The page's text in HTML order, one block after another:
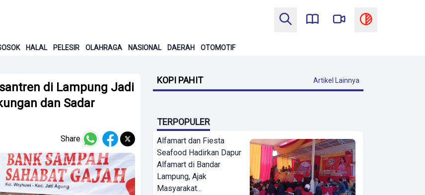
HALAL PELESIR OLAHRAGA NASIONAL DAERAH OTOMOTIF
di Lampung Jadi
dan Sadar
Share
KOPI PAHIT Artikel Lainnya
TERPOPULER
Alfamart dan Fiesta
Seafood Hadirkan Dapur
Alfamart di Bandar
Lampung, Ajak
Masyarakat...